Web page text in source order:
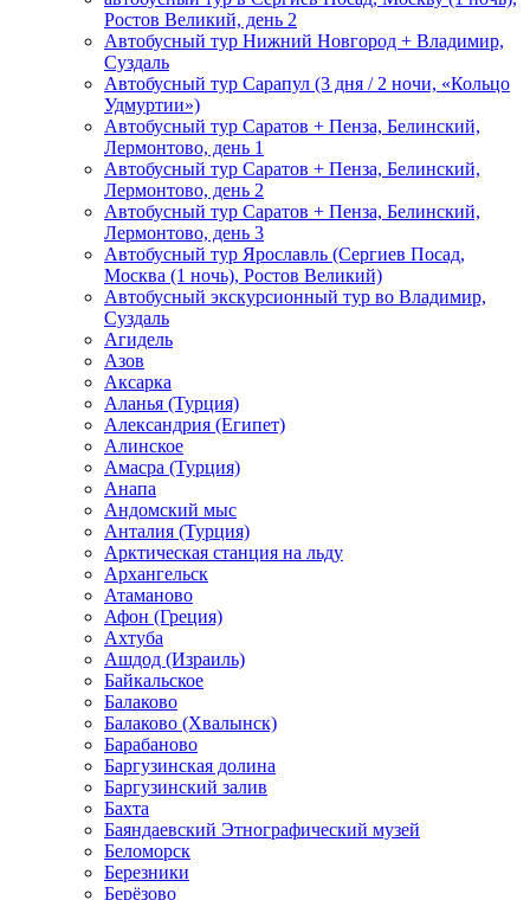
Ростов Великий, день 2
Автобусный тур Нижний Новгород + Владимир,
Суздаль
Автобусный тур Сарапул (3 дня / 2 ночи, «Кольцо
Удмуртии»)
Автобусный тур Саратов + Пенза, Белинский,
Лермонтово, день 1
Автобусный тур Саратов + Пенза, Белинский,
Лермонтово, день 2
Автобусный тур Саратов + Пенза, Белинский,
Лермонтово, день 3
Автобусный тур Ярославль (Сергиев Посад,
Москва (1 ночь), Ростов Великий)
Автобусный экскурсионный тур во Владимир,
Суздаль
Агидель
Азов
Аксарка
Аланья (Турция)
Александрия (Египет)
Алинское
Амасра (Турция)
Анапа
Андомский мыс
Анталия (Турция)
Арктическая станция на льду
Архангельск
Атаманово
Афон (Греция)
Ахтуба
Ашдод (Израиль)
Байкальское
Балаково
Балаково (Хвалынск)
Барабаново
Баргузинская долина
Баргузинский залив
Бахта
Баяндаевский Этнографический музей
Беломорск
Березники
Берёзово